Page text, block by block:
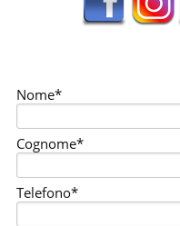
Nome*
Cognome*
Telefono*